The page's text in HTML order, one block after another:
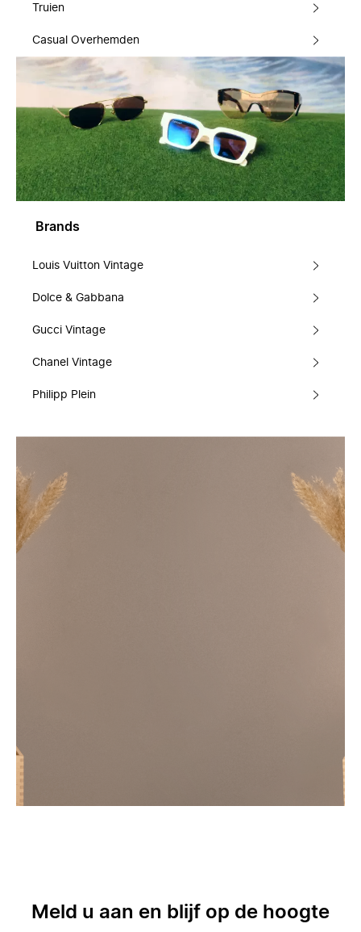
Truien
Casual Overhemden
Brands
Louis Vuitton Vintage
Dolce & Gabbana
Gucci Vintage
Chanel Vintage
Philipp Plein
Meld u aan en blijf op de hoogte